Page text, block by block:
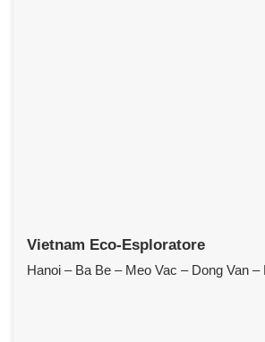
Vietnam Eco-Esploratore
Hanoi – Ba Be – Meo Vac – Dong Van